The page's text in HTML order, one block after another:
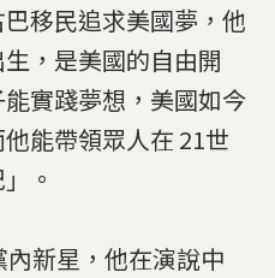
移民追求美國夢，他
，是美國的自由開
實踐夢想，美國如今
能帶領眾人在 21世
。
新星，他在演說中